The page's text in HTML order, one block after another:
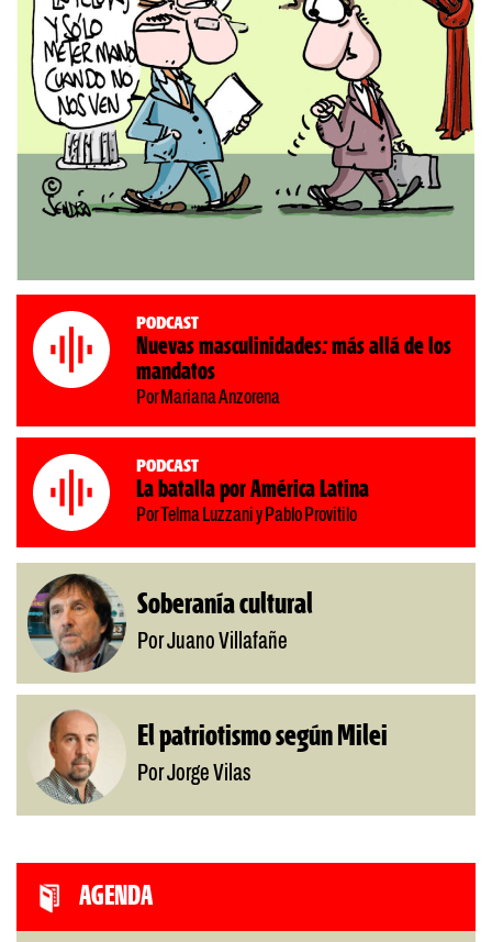
Podcast
Nuevas masculinidades: más allá de los
mandatos
Por Mariana Anzorena
Podcast
La batalla por América Latina
Por Telma Luzzani y Pablo Provitilo
Soberanía cultural
Por Juano Villafañe
El patriotismo según Milei
Por Jorge Vilas
AGENDA